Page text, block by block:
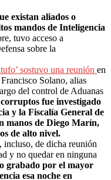
existan aliados o
mandos de Inteligencia
tuvo acceso a
sobre la
sostuvo una reunión en
Solano, alias
del control de Aduanas
fue investigado
y la Fiscalía General de
manos de Diego Marín,
de alto nivel.
de dicha reunión
y no quedar en ninguna
grabado por el mayor
esa noche en